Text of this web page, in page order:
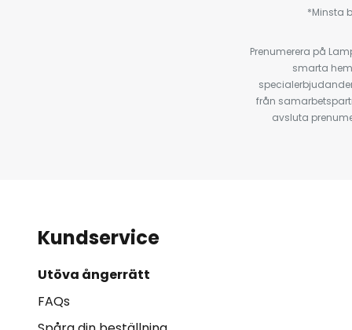
*Minsta
Prenumerera på
smarta
från
avsluta
Kundservice
Utöva ångerrätt
FAQs